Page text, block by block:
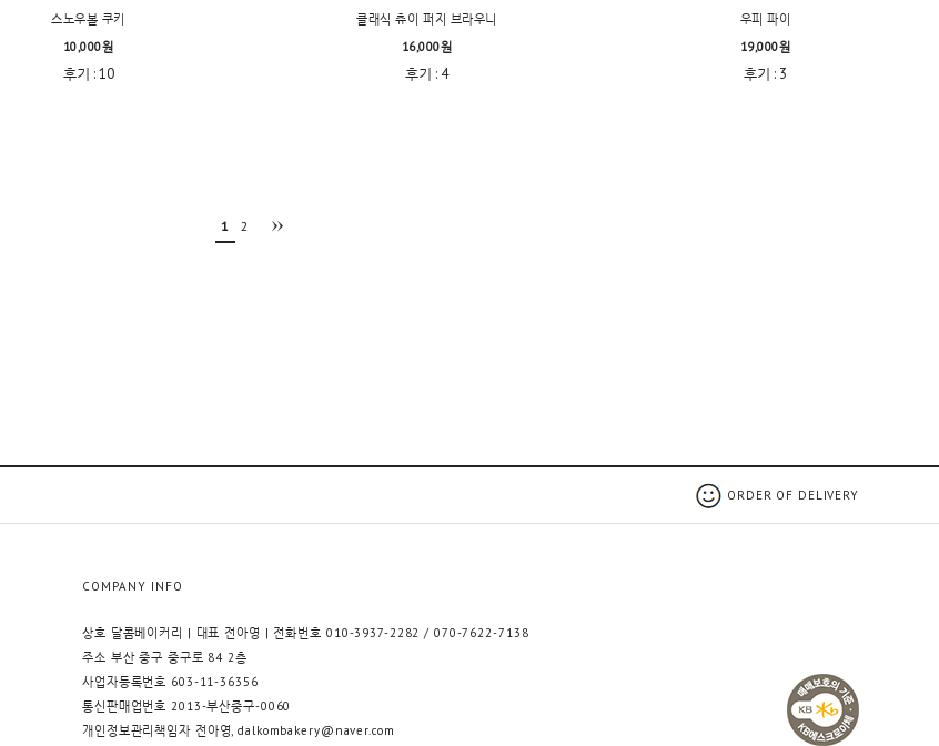
스노우볼 쿠키
10,000원
후기 : 10
클래식 츄이 퍼지 브라우니
16,000원
후기 : 4
우피 파이
19,000원
후기 : 3
1 2
ORDER OF DELIVERY
COMPANY INFO
상호 달콤베이커리 | 대표 전아영 | 전화번호 010-3937-2282 / 070-7622-7138
주소 부산 중구 중구로 84 2층
사업자등록번호 603-11-36356
통신판매업번호 2013-부산중구-0060
개인정보관리책임자 전아영, dalkombakery@naver.com